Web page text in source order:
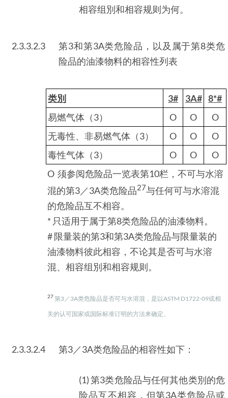
相容组別和相容规则为何。
2.3.3.2.3
第3和第3A类危险品，以及属于第8类危
险品的油漆物料的相容性列表
类別 3# 3A# 8*#
易燃气体（3）
O O
O
无毒性、非易燃气体（3）
O O
O
毒性气体（3）
O O
O
O 须参阅危险品一览表第10栏，不可与水溶
混的第3／3A类危险品27与任何可与水溶混
的危险品互不相容。
* 只适用于属于第8类危险品的油漆物料。
# 限量装的第3和第3A类危险品与限量装的
油漆物料彼此相容，不论其是否可与水溶
混、相容组別和相容规则。
27第3／3A类危险品是否可与水溶混，是以ASTM D1722-09或相
关的认可国家或国际标准订明的方法来确定。
2.3.3.2.4 第3／3A类危险品的相容性如下：
(1) 第3类危险品与任何其他类別的危
险品互不相容，但第3A类危险品或